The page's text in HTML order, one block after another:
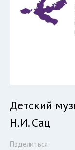
Детский
Н.И. Сац
Поделиться: